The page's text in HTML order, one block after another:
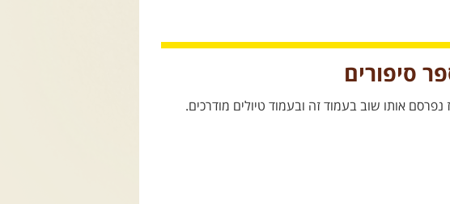
טיפים לנהיגה
סיפורים
אותו שוב בעמוד זה ובעמוד טיולים מודרכים.